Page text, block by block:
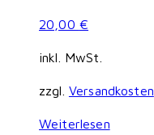
20,00 €
inkl. MwSt.
zzgl. Versandkosten
Weiterlesen